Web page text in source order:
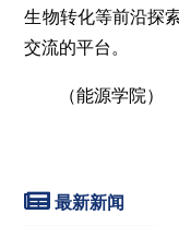
生物转化等前沿探
交流的平台。
（能源学院）
最新新闻